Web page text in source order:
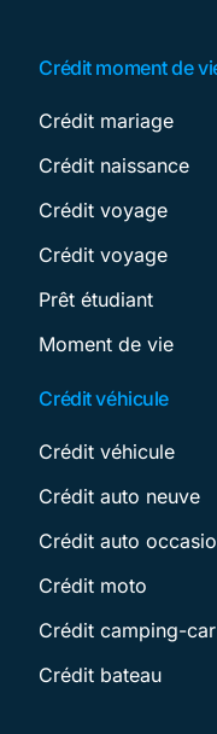
Crédit moment de
Crédit mariage
Crédit naissance
Crédit voyage
Crédit voyage
Prêt étudiant
Moment de vie
Crédit véhicule
Crédit véhicule
Crédit auto neuve
Crédit auto
Crédit moto
Crédit camping-car
Crédit bateau